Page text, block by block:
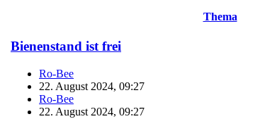
Thema
Bienenstand ist frei
Ro-Bee
22. August 2024, 09:27
Ro-Bee
22. August 2024, 09:27